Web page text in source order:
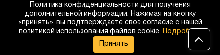
Обратный звонок
Политика конфиденциальности для получения
дополнительной информации. Нажимая на кнопку
«принять», вы подтверждаете свое согласие с нашей
политикой использования файлов cookie.
Подробнее
Принять